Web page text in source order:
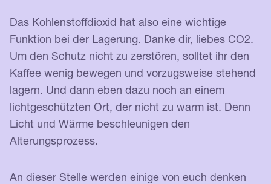
Das Kohlenstoffdioxid hat also eine wichtige
Funktion bei der Lagerung. Danke dir, liebes CO2.
Um den Schutz nicht zu zerstören, solltet ihr den
Kaffee wenig bewegen und vorzugsweise stehend
lagern. Und dann eben dazu noch an einem
lichtgeschützten Ort, der nicht zu warm ist. Denn
Licht und Wärme beschleunigen den
Alterungsprozess.
An dieser Stelle werden einige von euch denken